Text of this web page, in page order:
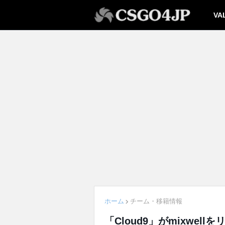
ホーム チーム・移籍情報
「Cloud9」がmixwellを